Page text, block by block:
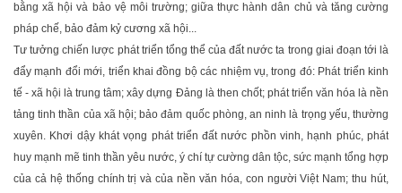
bằng xã hội và bảo vệ môi trường; giữa thực hành dân chủ và tăng cường
pháp chế, bảo đảm kỷ cương xã hội...
Tư tưởng chiến lược phát triển tổng thể của đất nước ta trong giai đoạn tới là
đẩy mạnh đổi mới, triển khai đồng bộ các nhiệm vụ, trong đó: Phát triển kinh
tế - xã hội là trung tâm; xây dựng Ðảng là then chốt; phát triển văn hóa là nền
tảng tinh thần của xã hội; bảo đảm quốc phòng, an ninh là trọng yếu, thường
xuyên. Khơi dậy khát vọng phát triển đất nước phồn vinh, hạnh phúc, phát
huy mạnh mẽ tinh thần yêu nước, ý chí tự cường dân tộc, sức mạnh tổng hợp
của cả hệ thống chính trị và của nền văn hóa, con người Việt Nam; thu hút,